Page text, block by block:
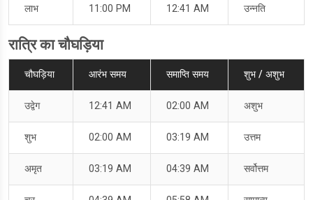
लाभ 11:00 PM 12:41 AM उन्नति
रात्रि का चौघड़िया
चौघड़िया आरंभ समय समाप्ति समय शुभ / अशुभ
उद्वेग 12:41 AM 02:00 AM अशुभ
शुभ 02:00 AM 03:19 AM उत्तम
अमृत 03:19 AM 04:39 AM सर्वोत्तम